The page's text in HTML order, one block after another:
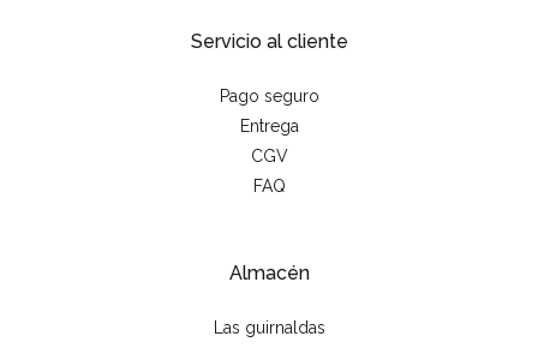
Servicio al cliente
Pago seguro
Entrega
CGV
FAQ
Almacén
Las guirnaldas